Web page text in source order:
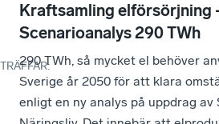
TRÄFFAR:
Kraftsamling elförsörjning
Scenarioanalys 290 TWh
290 TWh, så mycket el behöver
Sverige år 2050 för att klara
enligt en ny analys på uppdrag av